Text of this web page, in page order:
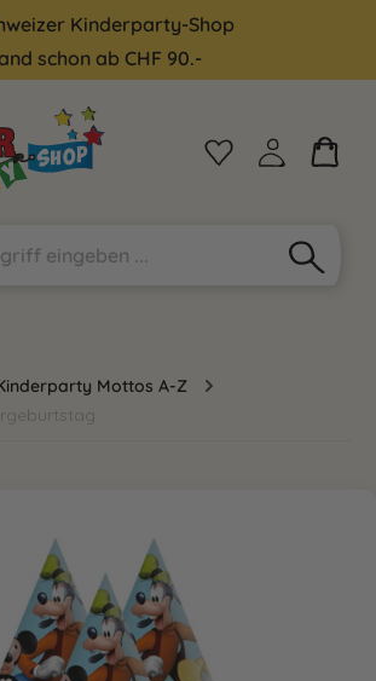
Kinderparty-Shop
schon ab CHF 90.-
Mottos A-Z